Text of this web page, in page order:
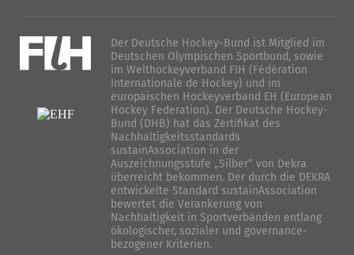
Der Deutsche Hockey-Bund ist Mitglied im
Deutschen Olympischen Sportbund, sowie
im Welthockeyverband FIH (Fédération
Internationale de Hockey) und im
europäischen Hockeyverband EH (European
Hockey Federation). Der Deutsche Hockey-
Bund (DHB) hat das Zertifikat des
Nachhaltigkeitsstandards
sustainAssociation in der
Auszeichnungsstufe „Silber“ von Dekra
überreicht bekommen. Der durch die DEKRA
entwickelte Standard sustainAssociation
bewertet die Verankerung von
Nachhaltigkeit in Sportverbänden entlang
ökologischer, sozialer und governance-
bezogener Kriterien.